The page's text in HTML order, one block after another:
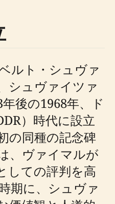
ルト・シュヴァ
シュヴァイツァ
後の1968年、ド
）時代に設立
の同種の記念碑
、ヴァイマルが
しての評判を高
期に、シュヴァ